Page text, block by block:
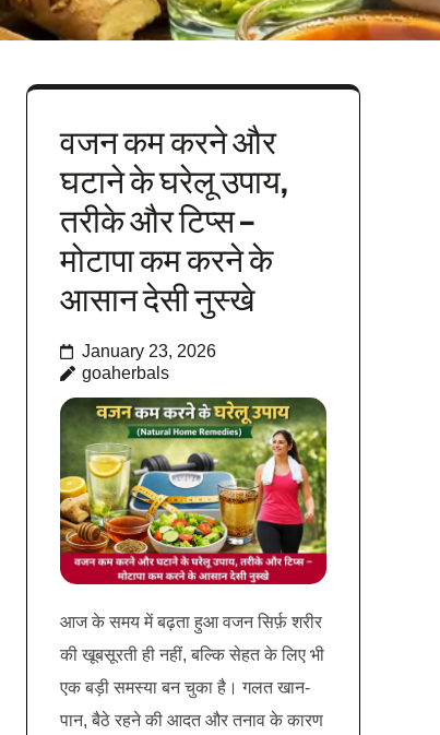
वजन कम करने और
घटाने के घरेलू उपाय,
तरीके और टिप्स –
मोटापा कम करने के
आसान देसी नुस्खे
January 23, 2026
goaherbals
आज के समय में बढ़ता हुआ वजन सिर्फ़ शरीर
की खूबसूरती ही नहीं, बल्कि सेहत के लिए भी
एक बड़ी समस्या बन चुका है। गलत खान-
पान, बैठे रहने की आदत और तनाव के कारण